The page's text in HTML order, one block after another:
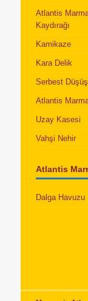
Atlantis
Kaydırağı
Kamikaze
Kara Delik
Serbest Düşüş
Atlantis
Uzay Kasesi
Vahşi Nehir
Atlantis
Dalga Havuzu